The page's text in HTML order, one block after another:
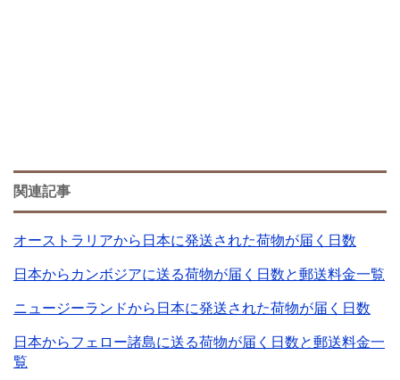
関連記事
オーストラリアから日本に発送された荷物が届く日数
日本からカンボジアに送る荷物が届く日数と郵送料金一覧
ニュージーランドから日本に発送された荷物が届く日数
日本からフェロー諸島に送る荷物が届く日数と郵送料金一
覧